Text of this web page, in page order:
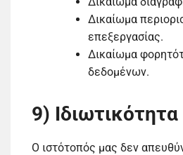
Δικαίωμα
επεξεργασίας.
Δικαίωμα
δεδομένων.
9)
Ο ιστότοπός μας δεν